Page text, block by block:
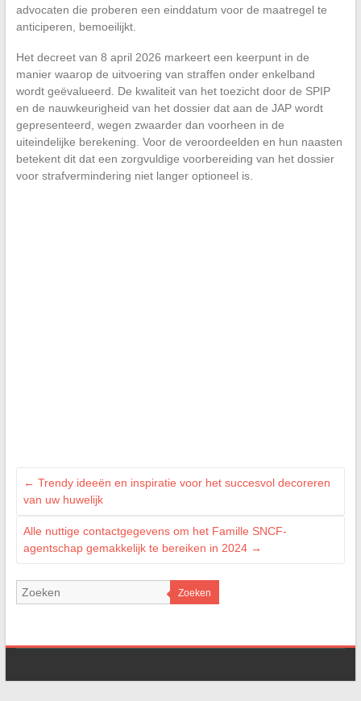
advocaten die proberen een einddatum voor de maatregel te
anticiperen, bemoeilijkt.
Het decreet van 8 april 2026 markeert een keerpunt in de
manier waarop de uitvoering van straffen onder enkelband
wordt geëvalueerd. De kwaliteit van het toezicht door de SPIP
en de nauwkeurigheid van het dossier dat aan de JAP wordt
gepresenteerd, wegen zwaarder dan voorheen in de
uiteindelijke berekening. Voor de veroordeelden en hun naasten
betekent dit dat een zorgvuldige voorbereiding van het dossier
voor strafvermindering niet langer optioneel is.
← Trendy ideeën en inspiratie voor het succesvol decoreren
van uw huwelijk
Alle nuttige contactgegevens om het Famille SNCF-
agentschap gemakkelijk te bereiken in 2024 →
Zoeken